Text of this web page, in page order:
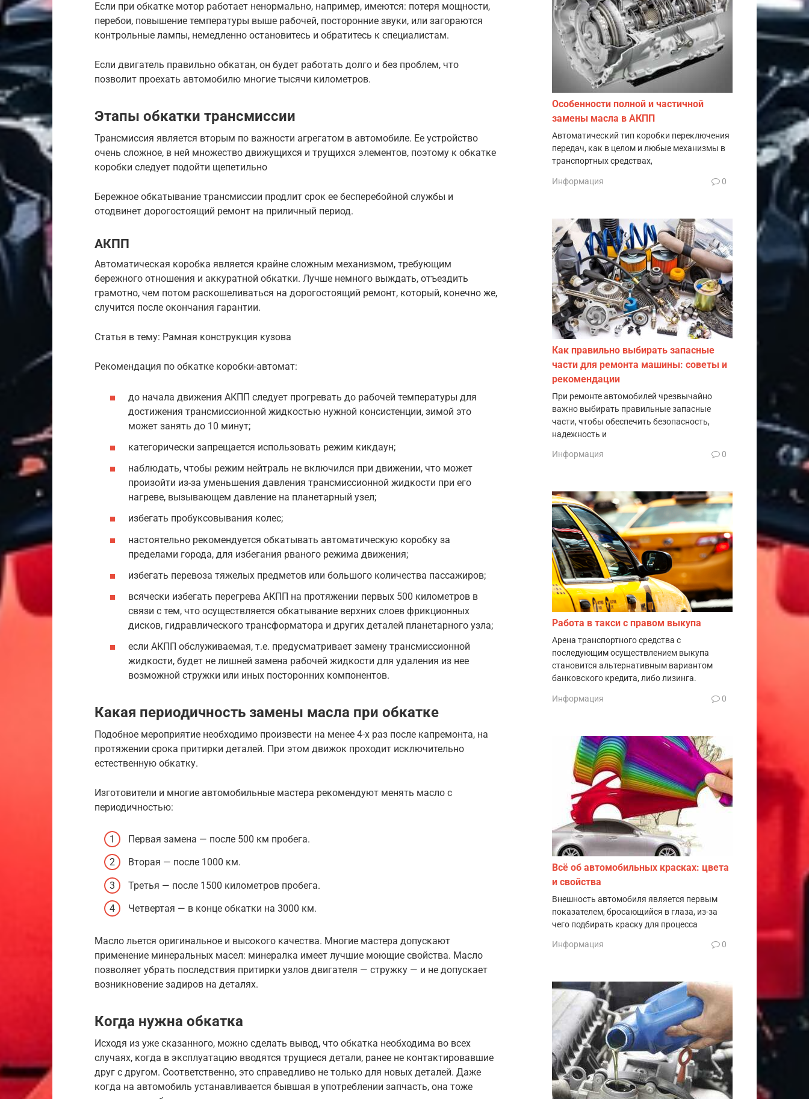
Если при обкатке мотор работает ненормально, например, имеются: потеря мощности,
перебои, повышение температуры выше рабочей, посторонние звуки, или загораются
контрольные лампы, немедленно остановитесь и обратитесь к специалистам.
Если двигатель правильно обкатан, он будет работать долго и без проблем, что
позволит проехать автомобилю многие тысячи километров.
Этапы обкатки трансмиссии
Трансмиссия является вторым по важности агрегатом в автомобиле. Ее устройство
очень сложное, в ней множество движущихся и трущихся элементов, поэтому к обкатке
коробки следует подойти щепетильно
Бережное обкатывание трансмиссии продлит срок ее бесперебойной службы и
отодвинет дорогостоящий ремонт на приличный период.
АКПП
Автоматическая коробка является крайне сложным механизмом, требующим
бережного отношения и аккуратной обкатки. Лучше немного выждать, отъездить
грамотно, чем потом раскошеливаться на дорогостоящий ремонт, который, конечно же,
случится после окончания гарантии.
Статья в тему: Рамная конструкция кузова
Рекомендация по обкатке коробки-автомат:
до начала движения АКПП следует прогревать до рабочей температуры для
достижения трансмиссионной жидкостью нужной консистенции, зимой это
может занять до 10 минут;
категорически запрещается использовать режим кикдаун;
наблюдать, чтобы режим нейтраль не включился при движении, что может
произойти из-за уменьшения давления трансмиссионной жидкости при его
нагреве, вызывающем давление на планетарный узел;
избегать пробуксовывания колес;
настоятельно рекомендуется обкатывать автоматическую коробку за
пределами города, для избегания рваного режима движения;
избегать перевоза тяжелых предметов или большого количества пассажиров;
всячески избегать перегрева АКПП на протяжении первых 500 километров в
связи с тем, что осуществляется обкатывание верхних слоев фрикционных
дисков, гидравлического трансформатора и других деталей планетарного узла;
если АКПП обслуживаемая, т.е. предусматривает замену трансмиссионной
жидкости, будет не лишней замена рабочей жидкости для удаления из нее
возможной стружки или иных посторонних компонентов.
Какая периодичность замены масла при обкатке
Подобное мероприятие необходимо произвести на менее 4-х раз после капремонта, на
протяжении срока притирки деталей. При этом движок проходит исключительно
естественную обкатку.
Изготовители и многие автомобильные мастера рекомендуют менять масло с
периодичностью:
Первая замена — после 500 км пробега.
Вторая — после 1000 км.
Третья — после 1500 километров пробега.
Четвертая — в конце обкатки на 3000 км.
Масло льется оригинальное и высокого качества. Многие мастера допускают
применение минеральных масел: минералка имеет лучшие моющие свойства. Масло
позволяет убрать последствия притирки узлов двигателя — стружку — и не допускает
возникновение задиров на деталях.
Когда нужна обкатка
Исходя из уже сказанного, можно сделать вывод, что обкатка необходима во всех
случаях, когда в эксплуатацию вводятся трущиеся детали, ранее не контактировавшие
друг с другом. Соответственно, это справедливо не только для новых деталей. Даже
когда на автомобиль устанавливается бывшая в употреблении запчасть, она тоже
Особенности полной и частичной
замены масла в АКПП
Автоматический тип коробки переключения
передач, как в целом и любые механизмы в
транспортных средствах,
Информация 0
Как правильно выбирать запасные
части для ремонта машины: советы и
рекомендации
При ремонте автомобилей чрезвычайно
важно выбирать правильные запасные
части, чтобы обеспечить безопасность,
надежность и
Информация 0
Работа в такси с правом выкупа
Арена транспортного средства с
последующим осуществлением выкупа
становится альтернативным вариантом
банковского кредита, либо лизинга.
Информация 0
Всё об автомобильных красках: цвета
и свойства
Внешность автомобиля является первым
показателем, бросающийся в глаза, из-за
чего подбирать краску для процесса
Информация 0